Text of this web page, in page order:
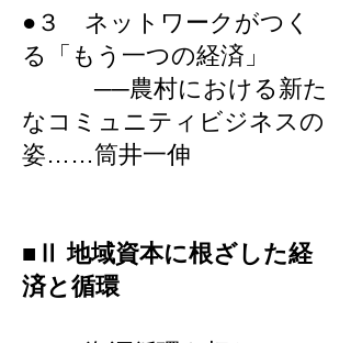
●３ ネットワークがつく
る「もう一つの経済」
──農村における新た
なコミュニティビジネスの
姿……筒井一伸
■Ⅱ 地域資本に根ざした経
済と循環